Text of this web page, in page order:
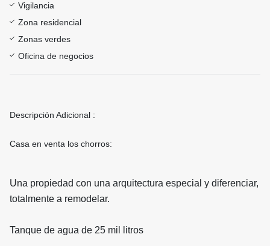
Vigilancia
Zona residencial
Zonas verdes
Oficina de negocios
Descripción Adicional :
Casa en venta los chorros:
Una propiedad con una arquitectura especial y diferenciar,
totalmente a remodelar.
Tanque de agua de 25 mil litros